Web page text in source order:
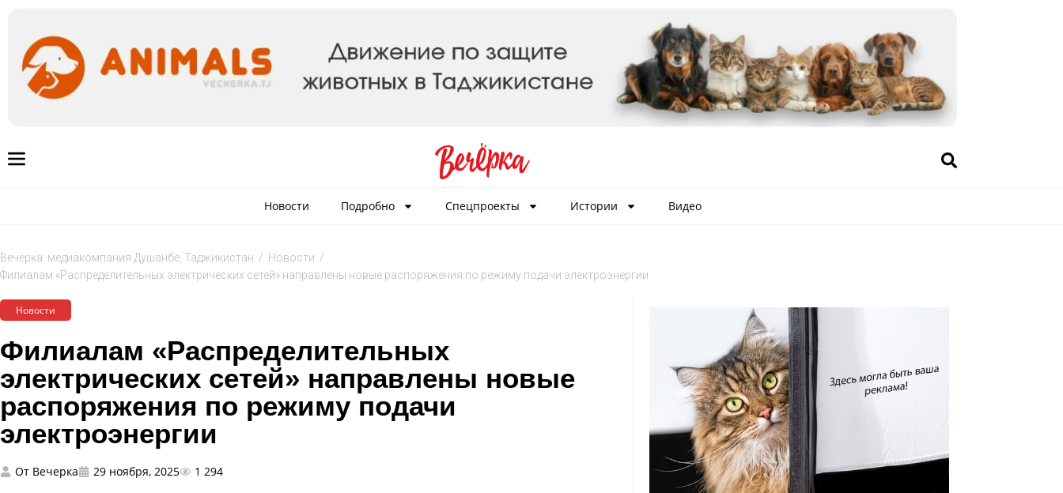
Новости Подробно Спецпроекты Истории Видео
Вечёрка: медиакомпания Душанбе, Таджикистан / Новости /
Филиалам «Распределительных электрических сетей» направлены новые распоряжения по режиму подачи электроэнергии
Новости
Филиалам «Распределительных
электрических сетей» направлены новые
распоряжения по режиму подачи
электроэнергии
От Вечерка 29 ноября, 2025 1 294